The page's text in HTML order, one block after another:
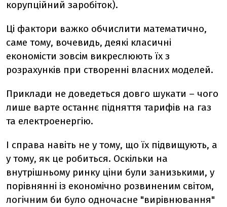
корупційний заробіток).
Ці фактори важко обчислити математично,
саме тому, вочевидь, деякі класичні
економісти зовсім викреслюють їх з
розрахунків при створенні власних моделей.
Приклади не доведеться довго шукати – чого
лише варте останнє підняття тарифів на газ
та електроенергію.
І справа навіть не у тому, що їх підвищують, а
у тому, як це робиться. Оскільки на
внутрішньому ринку ціни були занизькими, у
порівнянні із економічно розвиненим світом,
логічним би було одночасне "вирівнювання"